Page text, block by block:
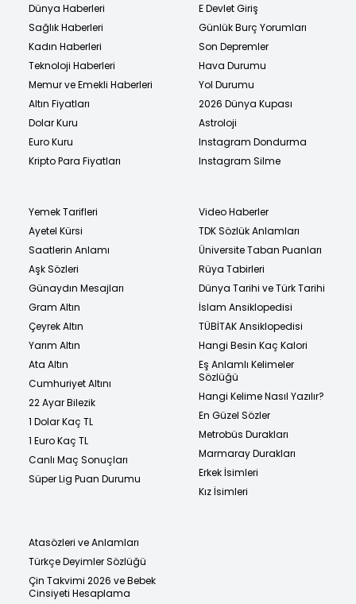
Dünya Haberleri
Sağlık Haberleri
Kadın Haberleri
Teknoloji Haberleri
Memur ve Emekli Haberleri
Altın Fiyatları
Dolar Kuru
Euro Kuru
Kripto Para Fiyatları
E Devlet Giriş
Günlük Burç Yorumları
Son Depremler
Hava Durumu
Yol Durumu
2026 Dünya Kupası
Astroloji
Instagram Dondurma
Instagram Silme
Yemek Tarifleri
Ayetel Kürsi
Saatlerin Anlamı
Aşk Sözleri
Günaydın Mesajları
Gram Altın
Çeyrek Altın
Yarım Altın
Ata Altın
Cumhuriyet Altını
22 Ayar Bilezik
1 Dolar Kaç TL
1 Euro Kaç TL
Canlı Maç Sonuçları
Süper Lig Puan Durumu
Video Haberler
TDK Sözlük Anlamları
Üniversite Taban Puanları
Rüya Tabirleri
Dünya Tarihi ve Türk Tarihi
İslam Ansiklopedisi
TÜBİTAK Ansiklopedisi
Hangi Besin Kaç Kalori
Eş Anlamlı Kelimeler
Sözlüğü
Hangi Kelime Nasıl Yazılır?
En Güzel Sözler
Metrobüs Durakları
Marmaray Durakları
Erkek İsimleri
Kız İsimleri
Atasözleri ve Anlamları
Türkçe Deyimler Sözlüğü
Çin Takvimi 2026 ve Bebek
Cinsiyeti Hesaplama